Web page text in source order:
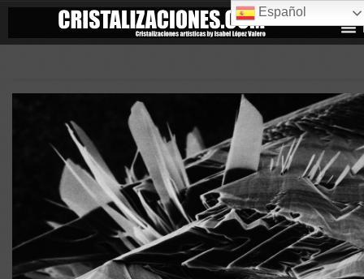
Español